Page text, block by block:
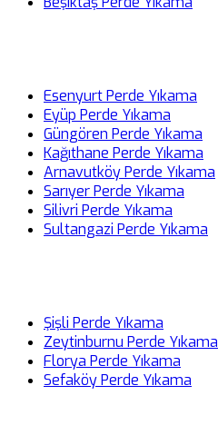
Esenyurt Perde Yıkama
Eyüp Perde Yıkama
Güngören Perde Yıkama
Kağıthane Perde Yıkama
Arnavutköy Perde Yıkama
Sarıyer Perde Yıkama
Silivri Perde Yıkama
Sultangazi Perde Yıkama
Şişli Perde Yıkama
Zeytinburnu Perde Yıkama
Florya Perde Yıkama
Sefaköy Perde Yıkama